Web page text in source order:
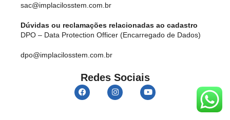
sac@implacilosstem.com.br
Dúvidas ou reclamações relacionadas ao cadastro
DPO – Data Protection Officer (Encarregado de Dados)
dpo@implacilosstem.com.br
Redes Sociais